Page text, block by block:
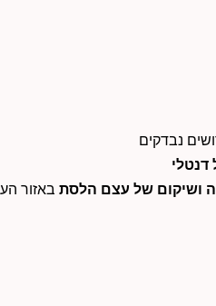
נבדקים
ושיקום של עצם הלסת באזור